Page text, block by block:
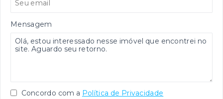
Mensagem
Concordo com a Política de Privacidade